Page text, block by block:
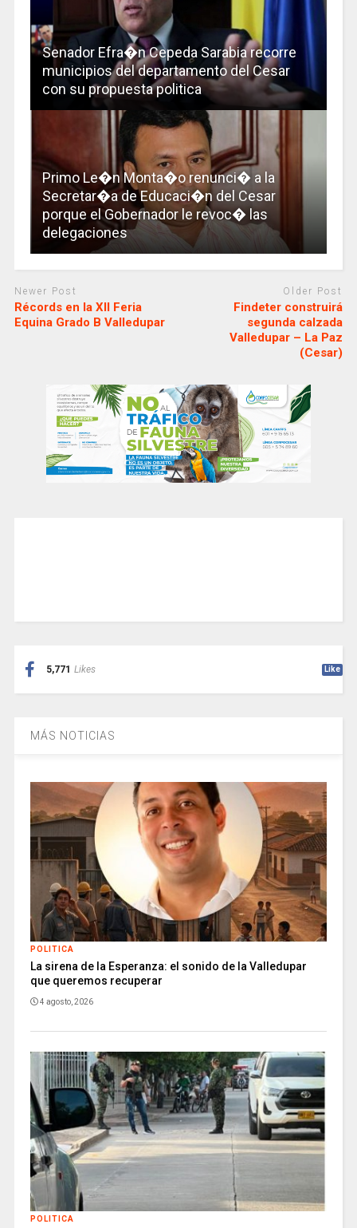
Senador Efra�n Cepeda Sarabia recorre
municipios del departamento del Cesar
con su propuesta politica
Primo Le�n Monta�o renunci� a la
Secretar�a de Educaci�n del Cesar
porque el Gobernador le revoc� las
delegaciones
Newer Post
Récords en la XII Feria
Equina Grado B Valledupar
Older Post
Findeter construirá
segunda calzada
Valledupar – La Paz
(Cesar)
5,771 Likes Like
MÁS NOTICIAS
POLITICA
La sirena de la Esperanza: el sonido de la Valledupar
que queremos recuperar
4 agosto, 2026
POLITICA